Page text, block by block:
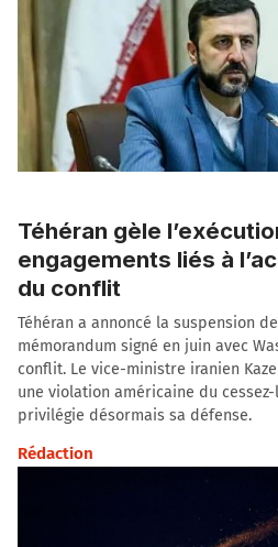
Téhéran gèle
engagements liés à
du conflit
Téhéran a annoncé la suspension
mémorandum signé en juin avec
conflit. Le vice-ministre iranien
une violation américaine du
privilégie désormais sa défense.
Rédaction